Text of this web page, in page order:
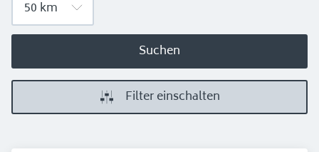
Suchen
Filter einschalten